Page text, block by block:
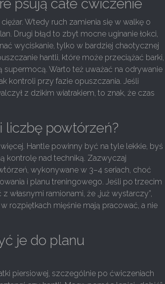
psują całe ćwiczenie
Wtedy ruch zamienia się w walkę o
Drugi błąd to zbyt mocne uginanie łokci,
wyciskanie, tylko w bardziej chaotycznej
hantli, które może przeciążać barki,
Warto też uważać na odrywanie
kontroli przy fazie opuszczania. Jeśli
z dzikim wiatrakiem, to znak, że czas
liczbę powtórzeń?
Hantle powinny być na tyle lekkie, byś
kontrolę nad techniką. Zazwyczaj
wykonywane w 3–4 seriach, choć
i planu treningowego. Jeśli po trzecim
ramionami, że „już wystarczy”,
rozpiętkach mięśnie mają pracować, a nie
je do planu
piersiowej, szczególnie po ćwiczeniach